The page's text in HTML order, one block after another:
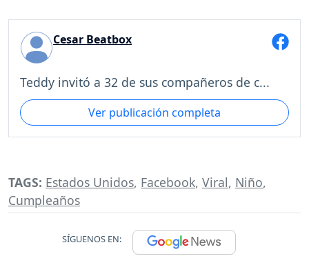
Cesar Beatbox
Teddy invitó a 32 de sus compañeros de c...
Ver publicación completa
TAGS: Estados Unidos, Facebook, Viral, Niño,
Cumpleaños
SÍGUENOS EN: